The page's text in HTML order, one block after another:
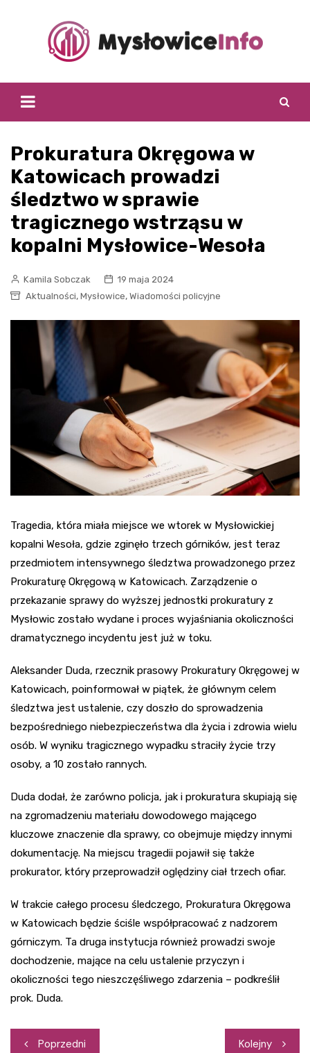
Prokuratura Okręgowa w
Katowicach prowadzi
śledztwo w sprawie
tragicznego wstrząsu w
kopalni Mysłowice-Wesoła
Kamila Sobczak
19 maja 2024
Aktualności, Mysłowice, Wiadomości policyjne
Tragedia, która miała miejsce we wtorek w Mysłowickiej
kopalni Wesoła, gdzie zginęło trzech górników, jest teraz
przedmiotem intensywnego śledztwa prowadzonego przez
Prokuraturę Okręgową w Katowicach. Zarządzenie o
przekazanie sprawy do wyższej jednostki prokuratury z
Mysłowic zostało wydane i proces wyjaśniania okoliczności
dramatycznego incydentu jest już w toku.
Aleksander Duda, rzecznik prasowy Prokuratury Okręgowej w
Katowicach, poinformował w piątek, że głównym celem
śledztwa jest ustalenie, czy doszło do sprowadzenia
bezpośredniego niebezpieczeństwa dla życia i zdrowia wielu
osób. W wyniku tragicznego wypadku straciły życie trzy
osoby, a 10 zostało rannych.
Duda dodał, że zarówno policja, jak i prokuratura skupiają się
na zgromadzeniu materiału dowodowego mającego
kluczowe znaczenie dla sprawy, co obejmuje między innymi
dokumentację. Na miejscu tragedii pojawił się także
prokurator, który przeprowadził oględziny ciał trzech ofiar.
W trakcie całego procesu śledczego, Prokuratura Okręgowa
w Katowicach będzie ściśle współpracować z nadzorem
górniczym. Ta druga instytucja również prowadzi swoje
dochodzenie, mające na celu ustalenie przyczyn i
okoliczności tego nieszczęśliwego zdarzenia – podkreślił
prok. Duda.
Nawigacja
Poprzedni Kolejny